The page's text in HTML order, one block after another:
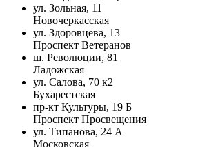
ул. Зольная, 11
Новочеркасская
ул. Здоровцева, 13
Проспект Ветеранов
ш. Революции, 81
Ладожская
ул. Салова, 70 к2
Бухарестская
пр-кт Культуры, 19 Б
Проспект Просвещения
ул. Типанова, 24 А
Московская